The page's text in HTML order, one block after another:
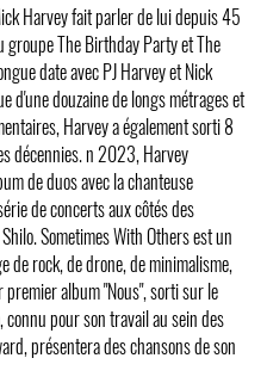
Harvey fait parler de lui depuis 45
The Birthday Party et The
date avec PJ Harvey et Nick
d'une douzaine de longs métrages et
Harvey a également sorti 8
décennies. n 2023, Harvey
de duos avec la chanteuse
de concerts aux côtés des
Sometimes With Others est un
de rock, de drone, de minimalisme,
album "Nous", sorti sur le
pour son travail au sein des
présentera des chansons de son